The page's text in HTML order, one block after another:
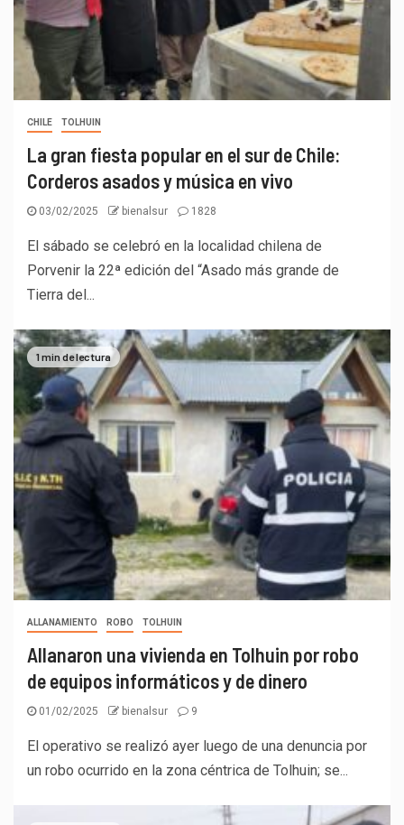
CHILE TOLHUIN
La gran fiesta popular en el sur de Chile:
Corderos asados y música en vivo
03/02/2025 bienalsur 1828
El sábado se celebró en la localidad chilena de
Porvenir la 22ª edición del “Asado más grande de
Tierra del...
1 min de lectura
ALLANAMIENTO ROBO TOLHUIN
Allanaron una vivienda en Tolhuin por robo
de equipos informáticos y de dinero
01/02/2025 bienalsur 9
El operativo se realizó ayer luego de una denuncia por
un robo ocurrido en la zona céntrica de Tolhuin; se...